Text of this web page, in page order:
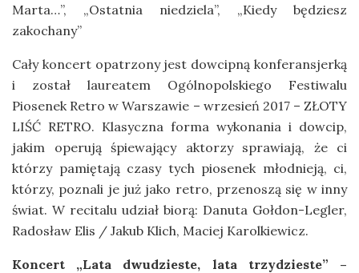
Marta…”, „Ostatnia niedziela”, „Kiedy będziesz
zakochany”
Cały koncert opatrzony jest dowcipną konferansjerką
i został laureatem Ogólnopolskiego Festiwalu
Piosenek Retro w Warszawie – wrzesień 2017 – ZŁOTY
LIŚĆ RETRO. Klasyczna forma wykonania i dowcip,
jakim operują śpiewający aktorzy sprawiają, że ci
którzy pamiętają czasy tych piosenek młodnieją, ci,
którzy, poznali je już jako retro, przenoszą się w inny
świat. W recitalu udział biorą: Danuta Gołdon-Legler,
Radosław Elis / Jakub Klich, Maciej Karolkiewicz.
Koncert „Lata dwudzieste, lata trzydzieste” –